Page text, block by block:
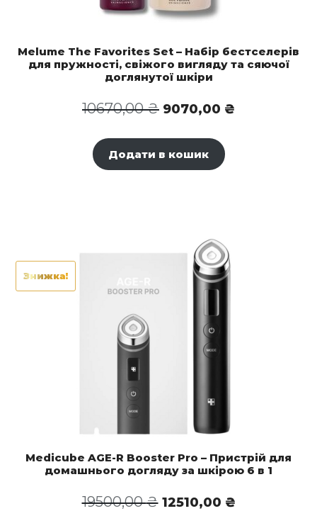
Melume The Favorites Set – Набір бестселерів
для пружності, свіжого вигляду та сяючої
доглянутої шкіри
10670,00₴ Оригінальна
10670,00 ₴.
9070,00 ₴
Додати в кошик
Знижка!
Medicube AGE-R Booster Pro – Пристрій для
домашнього догляду за шкірою 6 в 1
19500,00₴ Оригінальна
12510,00 ₴Поточна